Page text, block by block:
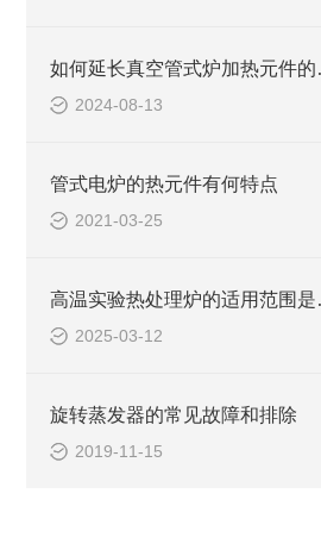
如何
2024-08-13
管式电炉的热元件有何特点
2021-03-25
高
2025-03-12
旋转蒸发器的常见故障和排除
2019-11-15